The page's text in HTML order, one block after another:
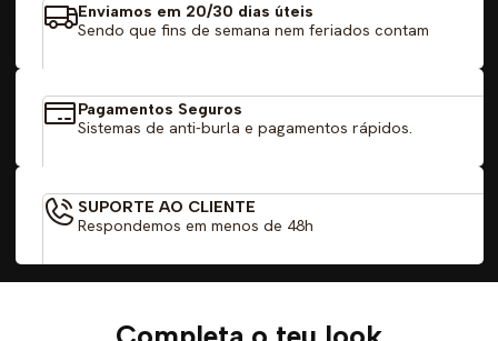
Enviamos em 20/30 dias úteis
Sendo que fins de semana nem feriados contam
Pagamentos Seguros
Sistemas de anti-burla e pagamentos rápidos.
SUPORTE AO CLIENTE
Respondemos em menos de 48h